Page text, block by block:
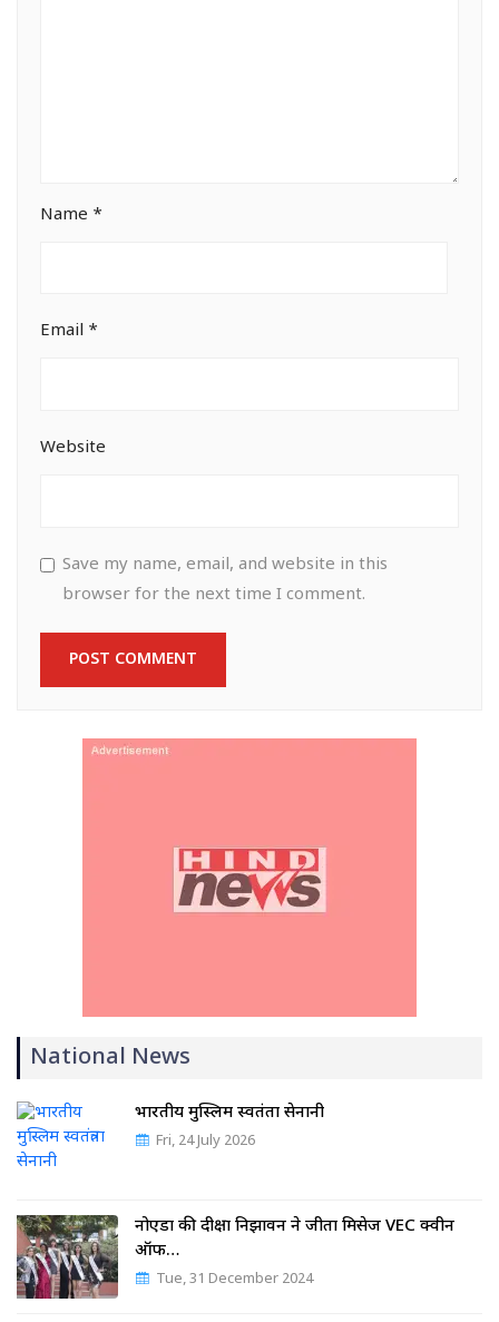
Name *
Email *
Website
Save my name, email, and website in this
browser for the next time I comment.
National News
भारतीय मुस्लिम स्वतंत्रता सेनानी
Fri, 24 July 2026
नोएडा की दीक्षा निझावन ने जीता मिसेज VEC क्वीन
ऑफ…
Tue, 31 December 2024